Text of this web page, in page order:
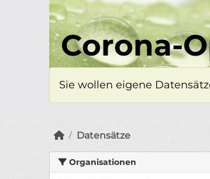
Corona-
Sie wollen eigene
Datensätze
Organisationen